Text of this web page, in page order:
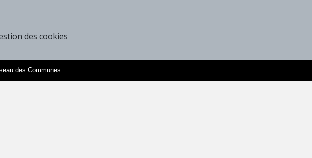
des cookies
des Communes